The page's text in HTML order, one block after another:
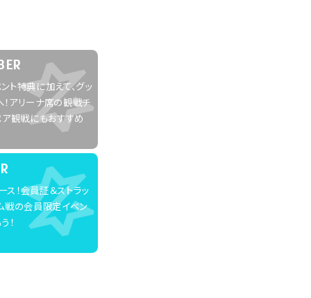
ト特典に加えて、グッ
アリーナ席の観戦チ
ア観戦にもおすすめ
！会員証＆ストラッ
戦の会員限定イベン
！